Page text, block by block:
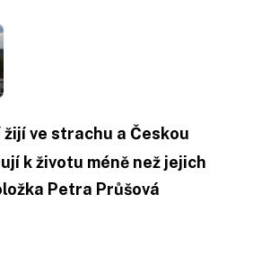
žijí ve strachu a Českou
k životu méně než jejich
Petra Průšová